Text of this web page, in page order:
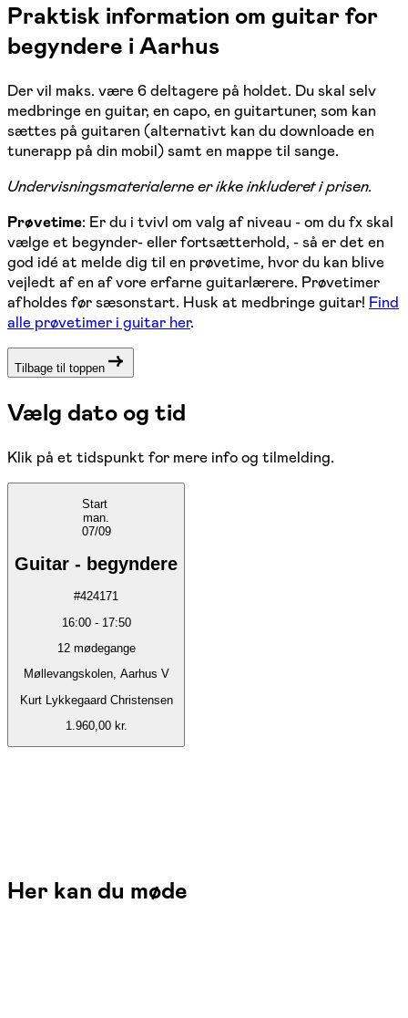
Praktisk information om guitar for
begyndere i Aarhus
Der vil maks. være 6 deltagere på holdet. Du skal selv
medbringe en guitar, en capo, en guitartuner, som kan
sættes på guitaren (alternativt kan du downloade en
tunerapp på din mobil) samt en mappe til sange.
Undervisningsmaterialerne er ikke inkluderet i prisen.
Prøvetime: Er du i tvivl om valg af niveau - om du fx skal
vælge et begynder- eller fortsætterhold, - så er det en
god idé at melde dig til en prøvetime, hvor du kan blive
vejledt af en af vore erfarne guitarlærere. Prøvetimer
afholdes før sæsonstart. Husk at medbringe guitar! Find
alle prøvetimer i guitar her.
Tilbage til toppen
Vælg dato og tid
Klik på et tidspunkt for mere info og tilmelding.
Start
man.
07/09
Guitar - begyndere
#424171
16:00- 17:50
12 mødegange
Møllevangskolen, Aarhus V
Kurt Lykkegaard Christensen
1.960,00 kr.
Her kan du møde